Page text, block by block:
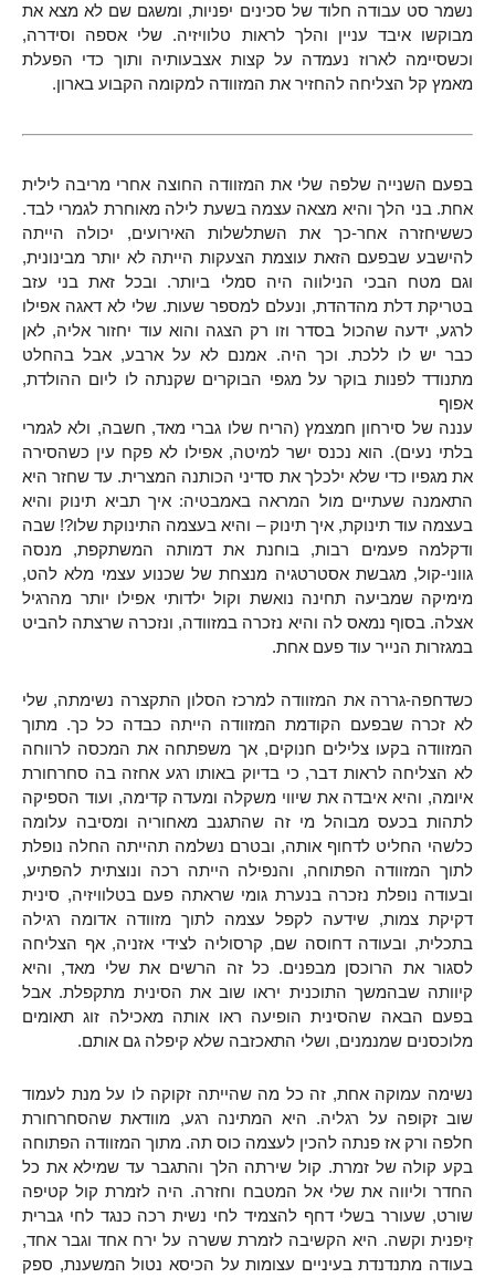
נשמר סט עבודה חלוד של סכינים יפניות, ומשגם שם לא מצא את
מבוקשו איבד עניין והלך לראות טלוויזיה. שלי אספה וסידרה,
וכשסיימה לארוז נעמדה על קצות אצבעותיה ותוך כדי הפעלת
מאמץ קל הצליחה להחזיר את המזוודה למקומה הקבוע בארון.
בפעם השנייה שלפה שלי את המזוודה החוצה אחרי מריבה לילית
אחת. בני הלך והיא מצאה עצמה בשעת לילה מאוחרת לגמרי לבד.
כששיחזרה אחר-כך את השתלשלות האירועים, יכולה הייתה
להישבע שבפעם הזאת עוצמת הצעקות הייתה לא יותר מבינונית,
וגם מטח הבכי הנילווה היה סמלי ביותר. ובכל זאת בני עזב
בטריקת דלת מהדהדת, ונעלם למספר שעות. שלי לא דאגה אפילו
לרגע, ידעה שהכול בסדר וזו רק הצגה והוא עוד יחזור אליה, לאן
כבר יש לו ללכת. וכך היה. אמנם לא על ארבע, אבל בהחלט
מתנודד לפנות בוקר על מגפי הבוקרים שקנתה לו ליום ההולדת,
אפוף
עננה של סירחון חמצמץ (הריח שלו גברי מאד, חשבה, ולא לגמרי
בלתי נעים). הוא נכנס ישר למיטה, אפילו לא פקח עין כשהסירה
את מגפיו כדי שלא ילכלך את סדיני הכותנה המצרית. עד שחזר היא
התאמנה שעתיים מול המראה באמבטיה: איך תביא תינוק והיא
בעצמה עוד תינוקת, איך תינוק – והיא בעצמה התינוקת שלו?! שבה
ודקלמה פעמים רבות, בוחנת את דמותה המשתקפת, מנסה
גווני-קול, מגבשת אסטרטגיה מנצחת של שכנוע עצמי מלא להט,
מימיקה שמביעה תחינה נואשת וקול ילדותי אפילו יותר מהרגיל
אצלה. בסוף נמאס לה והיא נזכרה במזוודה, ונזכרה שרצתה להביט
במגזרות הנייר עוד פעם אחת.
כשדחפה-גררה את המזוודה למרכז הסלון התקצרה נשימתה, שלי
לא זכרה שבפעם הקודמת המזוודה הייתה כבדה כל כך. מתוך
המזוודה בקעו צלילים חנוקים, אך משפתחה את המכסה לרווחה
לא הצליחה לראות דבר, כי בדיוק באותו רגע אחזה בה סחרחורת
איומה, והיא איבדה את שיווי משקלה ומעדה קדימה, ועוד הספיקה
לתהות בכעס מבוהל מי זה שהתגנב מאחוריה ומסיבה עלומה
כלשהי החליט לדחוף אותה, ובטרם נשלמה תהייתה החלה נופלת
לתוך המזוודה הפתוחה, והנפילה הייתה רכה ונוצתית להפתיע,
ובעודה נופלת נזכרה בנערת גומי שראתה פעם בטלוויזיה, סינית
דקיקת צמות, שידעה לקפל עצמה לתוך מזוודה אדומה רגילה
בתכלית, ובעודה דחוסה שם, קרסוליה לצידי אזניה, אף הצליחה
לסגור את הרוכסן מבפנים. כל זה הרשים את שלי מאד, והיא
קיוותה שבהמשך התוכנית יראו שוב את הסינית מתקפלת. אבל
בפעם הבאה שהסינית הופיעה ראו אותה מאכילה זוג תאומים
מלוכסנים שמנמנים, ושלי התאכזבה שלא קיפלה גם אותם.
נשימה עמוקה אחת, זה כל מה שהייתה זקוקה לו על מנת לעמוד
שוב זקופה על רגליה. היא המתינה רגע, מוודאת שהסחרחורת
חלפה ורק אז פנתה להכין לעצמה כוס תה. מתוך המזוודה הפתוחה
בקע קולה של זמרת. קול שירתה הלך והתגבר עד שמילא את כל
החדר וליווה את שלי אל המטבח וחזרה. היה לזמרת קול קטיפה
שורט, שעורר בשלי דחף להצמיד לחי נשית רכה כנגד לחי גברית
זיפנית וקשה. היא הקשיבה לזמרת ששרה על ירח אחד וגבר אחד,
בעודה מתנדנדת בעיניים עצומות על הכיסא נטול המשענת, ספק